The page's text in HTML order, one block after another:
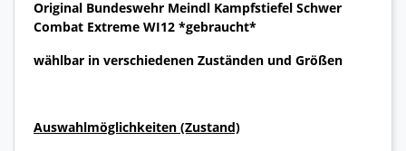
Original Bundeswehr Meindl Kampfstiefel Schwer
Combat Extreme WI12 *gebraucht*
wählbar in verschiedenen Zuständen und Größen
Auswahlmöglichkeiten (Zustand)